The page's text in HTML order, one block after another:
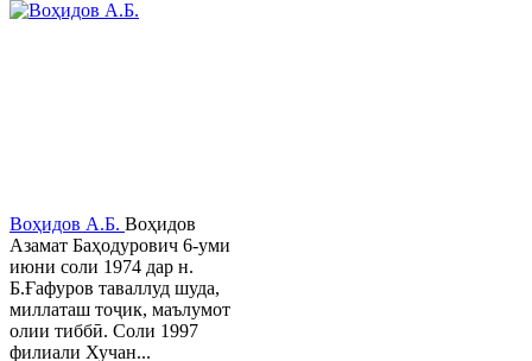
Воҳидов А.Б. Воҳидов
Азамат Баҳодурович 6-уми
июни соли 1974 дар н.
Б.Ғафуров таваллуд шуда,
миллаташ тоҷик, маълумот
олии тиббӣ. Соли 1997
филиали Хучан...